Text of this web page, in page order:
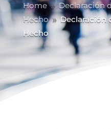
Home 9 Declaración
Hecho 9 Declaración
Hecho